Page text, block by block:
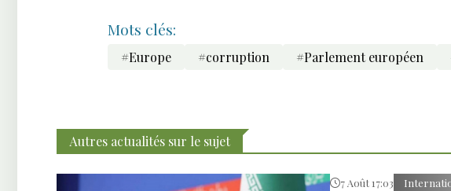
Mots clés:
#Europe #corruption #Parlement européen
Autres actualités sur le sujet
7 Août 17:03